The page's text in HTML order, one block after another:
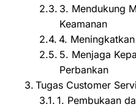
3. Mendukung
Keamanan
4.
5. Menjaga
Perbankan
Tugas Customer
1. Pembukaan